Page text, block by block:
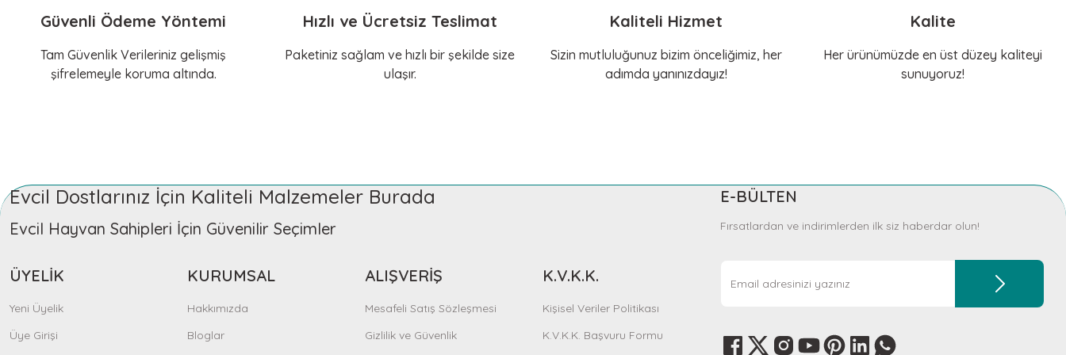
çocuklarıma güvenle alışveriş yapıyorum.
Nilay Yılmaz | 14/02/2026
Gizem Özpınar | 18/11/2025
10 üzerinden 10
Sepete Ekle Sepete Ekle Sepete Ekle
Sepete Ekle Sepete Ekle
Köpek Oyuncak Kemik Termoplastik Kauçuk ToyFastic
521,69 TL
Köpek Çekiştirme Oyuncağı Boks Torbası ''Bite Me''
KERBL Pet
765,50 TL
Güvenli Ödeme Yöntemi
Tam Güvenlik Verileriniz gelişmiş
şifrelemeyle koruma altında.
Hızlı ve Ücretsiz Teslimat
Paketiniz sağlam ve hızlı bir şekilde size
ulaşır.
Kaliteli Hizmet
Sizin mutluluğunuz bizim önceliğimiz, her
adımda yanınızdayız!
Kalite
Her ürünümüzde en üst düzey kaliteyi
sunuyoruz!
Evcil Dostlarınız İçin Kaliteli Malzemeler Burada
Evcil Hayvan Sahipleri İçin Güvenilir Seçimler
ÜYELİK
Yeni Üyelik
Üye Girişi
KURUMSAL
Hakkımızda
Bloglar
ALIŞVERİŞ
Mesafeli Satış Sözleşmesi
Gizlilik ve Güvenlik
K.V.K.K.
Kişisel Veriler Politikası
K.V.K.K. Başvuru Formu
E-BÜLTEN
Fırsatlardan ve indirimlerden ilk siz haberdar olun!